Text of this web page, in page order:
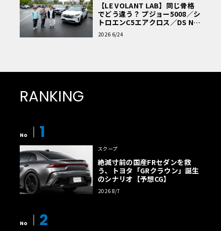
【LE VOLANT LAB】同じ骨格
でどう違う？ プジョー5008／シ
トロエンC5エアクロス／DS Nº4
読者一気乗りレポート
2026 6/24
RANKING
No 1
スクープ
絶滅寸前の国産FRセダンを救
う、トヨタ「GRクラウン」誕生
のシナリオ【予想CG】
2026 8/7
No 2